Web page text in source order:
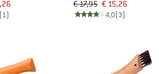
(1)
€ 17,95 € 15,26
4,0(3)